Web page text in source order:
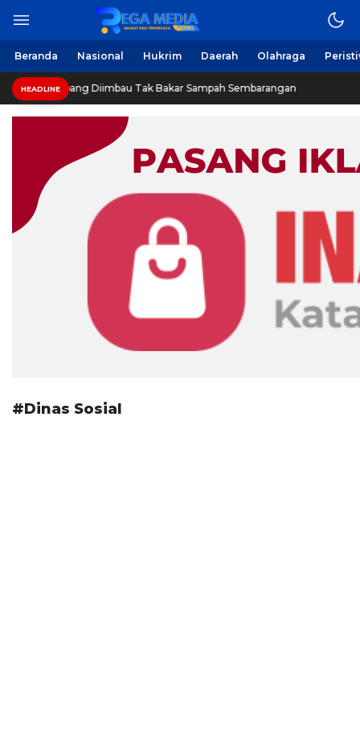
Regamedianews.com
Berita Harian Online
Beranda Nasional Hukrim Daerah Olahraga
HEADLINE
Sampang Diimbau Tak Bakar Sampah Sembarangan
#Dinas Sosial